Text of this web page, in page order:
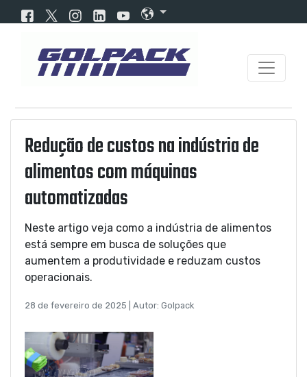
Redução de custos na indústria de
alimentos com máquinas
automatizadas
Neste artigo veja como a indústria de alimentos
está sempre em busca de soluções que
aumentem a produtividade e reduzam custos
operacionais.
28 de fevereiro de 2025 | Autor: Golpack